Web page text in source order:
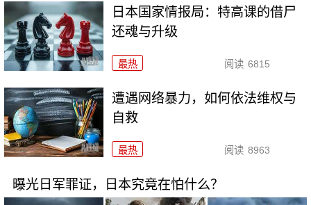
日本国家情报局：特高课的借尸
还魂与升级
最热 阅读 6815
遭遇网络暴力，如何依法维权与
自救
最热 阅读 8963
曝光日军罪证，日本究竟在怕什么？